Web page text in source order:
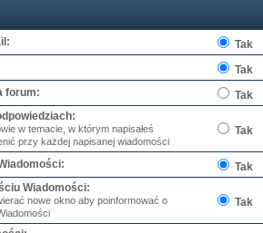
Tak
Tak
forum:
Tak
w temacie, w którym napisałeś
przy każdej napisanej wiadomości
Tak
Tak
Wiadomości:
nowe okno aby poinformować o
Tak